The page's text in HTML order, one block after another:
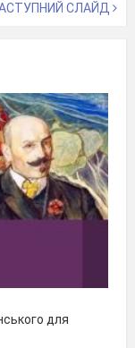
СЛАЙД
для